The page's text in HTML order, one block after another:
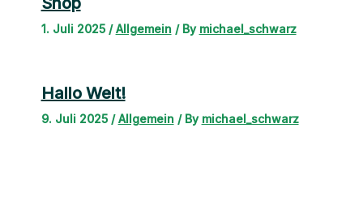
1. Juli 2025 /Allgemein / By michael_schwarz
Hallo Welt!
9. Juli 2025 /Allgemein / By michael_schwarz